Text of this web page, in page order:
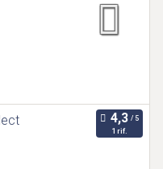
1 rif.